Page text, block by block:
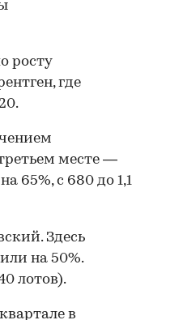
росту
где
месте —
65%, с 680 до 1,1
Здесь
или на 50%.
лотов).
в